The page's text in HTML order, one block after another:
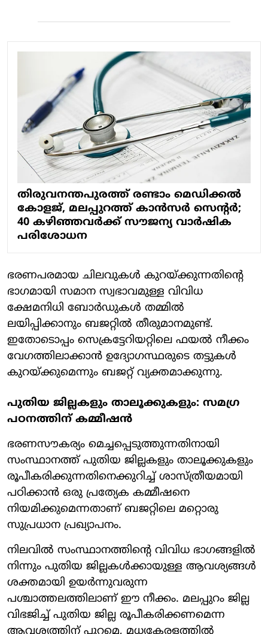
തിരുവനന്തപുരത്ത് രണ്ടാം മെഡിക്കൽ
കോളജ്, മലപ്പുറത്ത് കാൻസർ സെന്റർ;
40 കഴിഞ്ഞവർക്ക് സൗജന്യ വാർഷിക
പരിശോധന
ഭരണപരമായ ചിലവുകൾ കുറയ്ക്കുന്നതിന്റെ
ഭാഗമായി സമാന സ്വഭാവമുള്ള വിവിധ
ക്ഷേമനിധി ബോർഡുകൾ തമ്മിൽ
ലയിപ്പിക്കാനും ബജറ്റിൽ തീരുമാനമുണ്ട്.
ഇതോടൊപ്പം സെക്രട്ടേറിയറ്റിലെ ഫയൽ നീക്കം
വേഗത്തിലാക്കാൻ ഉദ്യോഗസ്ഥരുടെ തട്ടുകൾ
കുറയ്ക്കുമെന്നും ബജറ്റ് വ്യക്തമാക്കുന്നു.
പുതിയ ജില്ലകളും താലൂക്കുകളും: സമഗ്ര
പഠനത്തിന് കമ്മീഷൻ
ഭരണസൗകര്യം മെച്ചപ്പെടുത്തുന്നതിനായി
സംസ്ഥാനത്ത് പുതിയ ജില്ലകളും താലൂക്കുകളും
രൂപീകരിക്കുന്നതിനെക്കുറിച്ച് ശാസ്ത്രീയമായി
പഠിക്കാൻ ഒരു പ്രത്യേക കമ്മീഷനെ
നിയമിക്കുമെന്നതാണ് ബജറ്റിലെ മറ്റൊരു
സുപ്രധാന പ്രഖ്യാപനം.
നിലവിൽ സംസ്ഥാനത്തിന്റെ വിവിധ ഭാഗങ്ങളിൽ
നിന്നും പുതിയ ജില്ലകൾക്കായുള്ള ആവശ്യങ്ങൾ
ശക്തമായി ഉയർന്നുവരുന്ന
പശ്ചാത്തലത്തിലാണ് ഈ നീക്കം. മലപ്പുറം ജില്ല
വിഭജിച്ച് പുതിയ ജില്ല രൂപീകരിക്കണമെന്ന
ആവശ്യത്തിന് പുറമെ, മധ്യകേരളത്തിൽ